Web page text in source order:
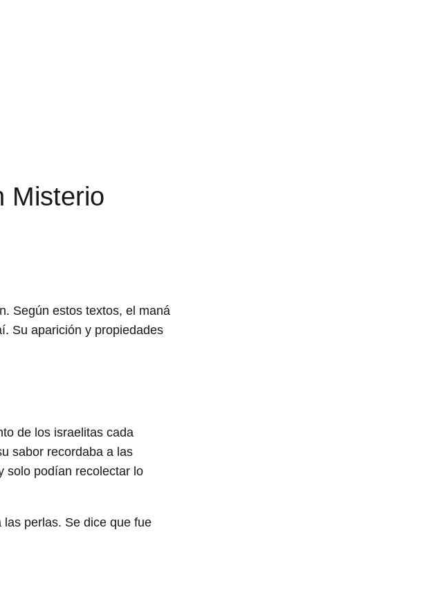
Misterio
Según estos textos, el maná
Su aparición y propiedades
de los israelitas cada
sabor recordaba a las
solo podían recolectar lo
perlas. Se dice que fue